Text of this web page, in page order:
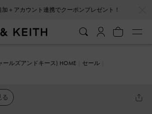
加＋アカウント連携でクーポンプレゼント！
ールズアンドキース) HOME
セール